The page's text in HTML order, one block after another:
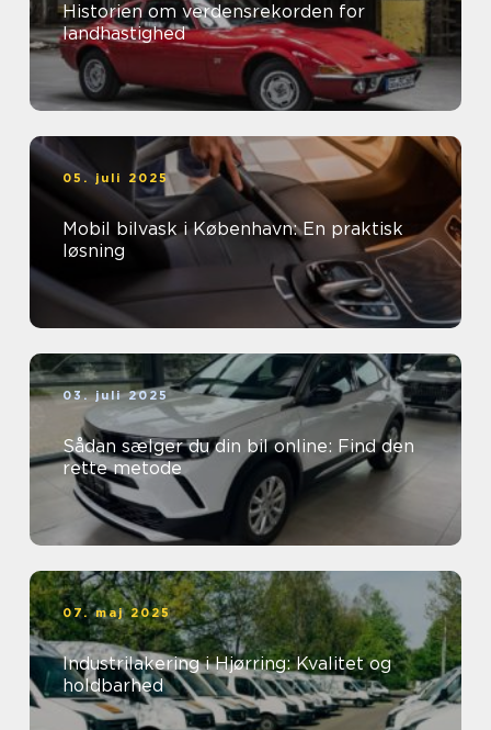
Historien om verdensrekorden for
landhastighed
05. juli 2025
Mobil bilvask i København: En praktisk
løsning
03. juli 2025
Sådan sælger du din bil online: Find den
rette metode
07. maj 2025
Industrilakering i Hjørring: Kvalitet og
holdbarhed